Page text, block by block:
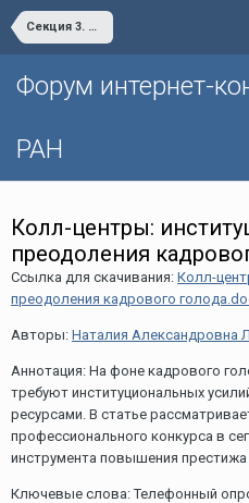
Секция 3. Труд и занятость в условиях нарастающего дефицита кадров: от постановки проблем к поиску решений
Форум интернет-
РАН
Колл-центры:
преодоления
Ссылка для скачивания: Колл-
преодоления кадрового
Авторы: Наталия Александровна
Аннотация: На фоне кадрового
требуют институциональных
ресурсами. В статье
профессионального конкурса в
инструмента повышения
Ключевые слова: Телефонный